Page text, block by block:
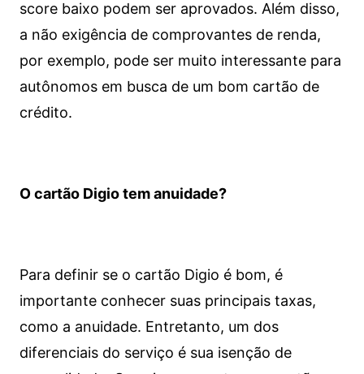
score baixo podem ser aprovados. Além disso,
a não exigência de comprovantes de renda,
por exemplo, pode ser muito interessante para
autônomos em busca de um bom cartão de
crédito.
O cartão Digio tem anuidade?
Para definir se o cartão Digio é bom, é
importante conhecer suas principais taxas,
como a anuidade. Entretanto, um dos
diferenciais do serviço é sua isenção de